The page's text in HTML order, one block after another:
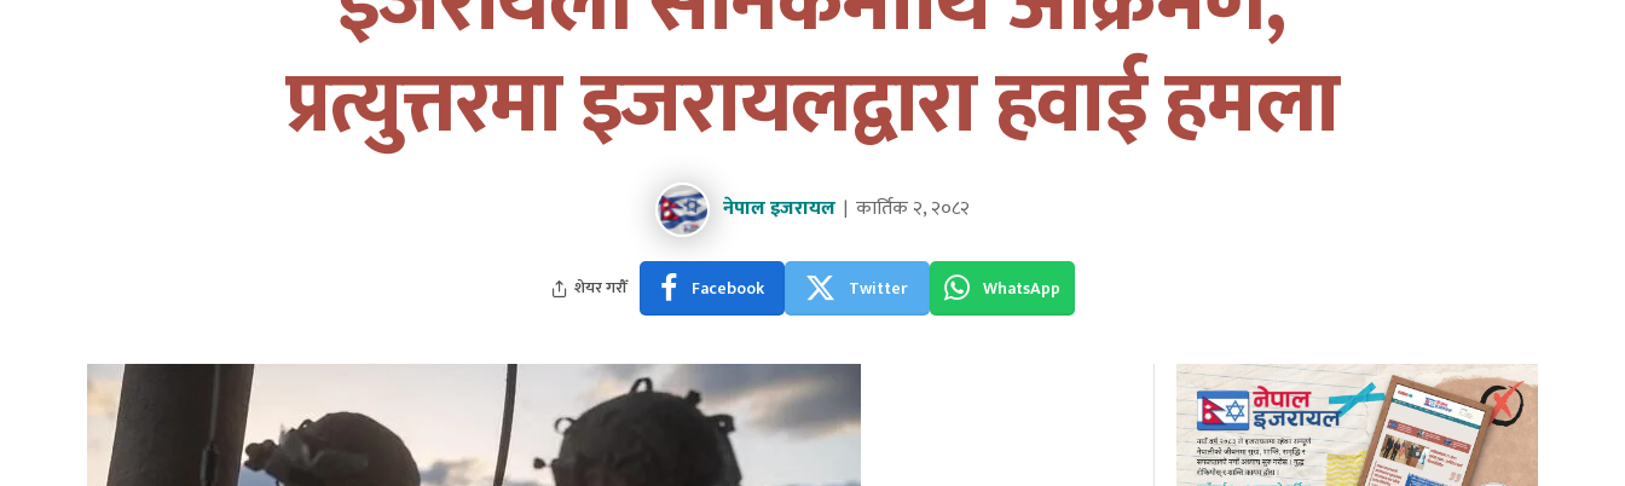
प्रत्युत्तरमा इजरायलद्वारा हवाई हमला
नेपाल इजरायल कार्तिक २, २०८२
शेयर गरौँ Facebook Twitter WhatsApp